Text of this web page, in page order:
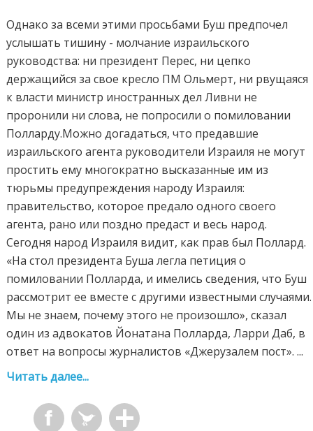
Однако за всеми этими просьбами Буш предпочел
услышать тишину - молчание израильского
руководства: ни президент Перес, ни цепко
держащийся за свое кресло ПМ Ольмерт, ни рвущаяся
к власти министр иностранных дел Ливни не
проронили ни слова, не попросили о помиловании
Полларду.Можно догадаться, что предавшие
израильского агента руководители Израиля не могут
простить ему многократно высказанные им из
тюрьмы предупреждения народу Израиля:
правительство, которое предало одного своего
агента, рано или поздно предаст и весь народ.
Сегодня народ Израиля видит, как прав был Поллард.
«На стол президента Буша легла петиция о
помиловании Полларда, и имелись сведения, что Буш
рассмотрит ее вместе с другими известными случаями.
Мы не знаем, почему этого не произошло», сказал
один из адвокатов Йонатана Полларда, Ларри Даб, в
ответ на вопросы журналистов «Джерузалем пост». ...
Читать далее...